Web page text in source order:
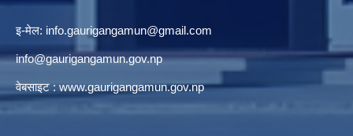
इ-मेल: info.gaurigangamun@gmail.com
info@gaurigangamun.gov.np
वेबसाइट :www.gaurigangamun.gov.np